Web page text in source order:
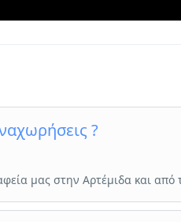
?
μας στην Αρτέμιδα και